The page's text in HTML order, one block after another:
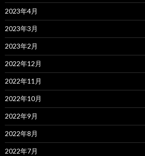
2023年4月
2023年3月
2023年2月
2022年12月
2022年11月
2022年10月
2022年9月
2022年8月
2022年7月